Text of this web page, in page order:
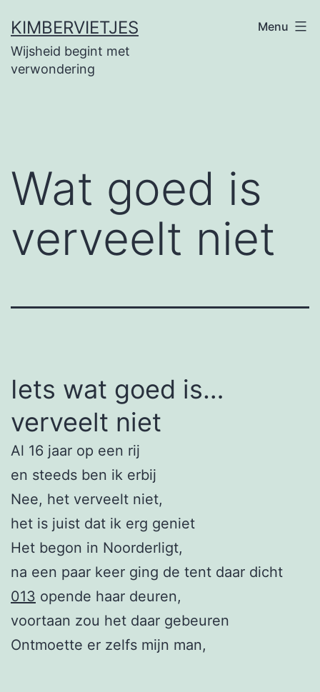
naar
de
KIMBERVIETJES
Wijsheid begint met
verwondering
Menu
Wat goed is
verveelt niet
Iets wat goed is…
verveelt niet
Al 16 jaar op een rij
en steeds ben ik erbij
Nee, het verveelt niet,
het is juist dat ik erg geniet
Het begon in Noorderligt,
na een paar keer ging de tent daar dicht
013 opende haar deuren,
voortaan zou het daar gebeuren
Ontmoette er zelfs mijn man,